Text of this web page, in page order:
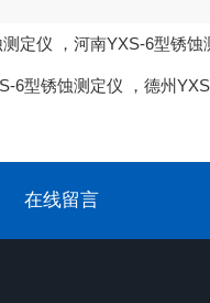
定仪 ， 河南YXS-6型锈蚀
6型锈蚀测定仪 ， 德州
在线留言